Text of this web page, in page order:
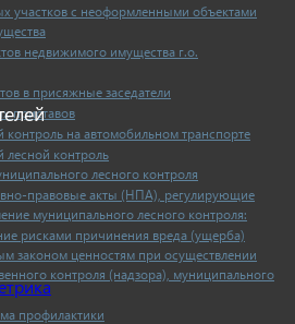
участков с неоформленными объектами
недвижимого имущества г.о.
в присяжные заседатели
приставов
на автомобильном транспорте
контроль
лесного контроля
правовые акты (НПА), регулирующие
муниципального лесного контроля:
рисками причинения вреда (ущерба)
законом ценностям при осуществлении
контроля (надзора), муниципального
профилактики